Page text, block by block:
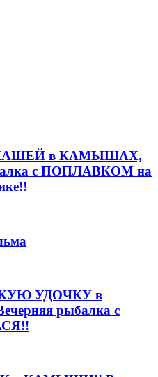
в КАМЫШАХ,
с ПОПЛАВКОМ на
УДОЧКУ в
рыбалка с